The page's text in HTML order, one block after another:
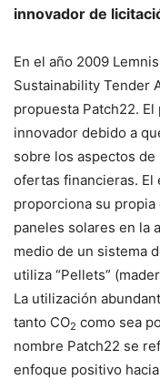
innovador de
En el año 2009
Sustainability Tender
propuesta Patch22.
innovador debido a
sobre los aspectos
ofertas financieras.
proporciona su
paneles solares en la
medio de un sistema
utiliza “Pellets”
La utilización
tanto CO2 como sea
nombre Patch22 se
enfoque positivo